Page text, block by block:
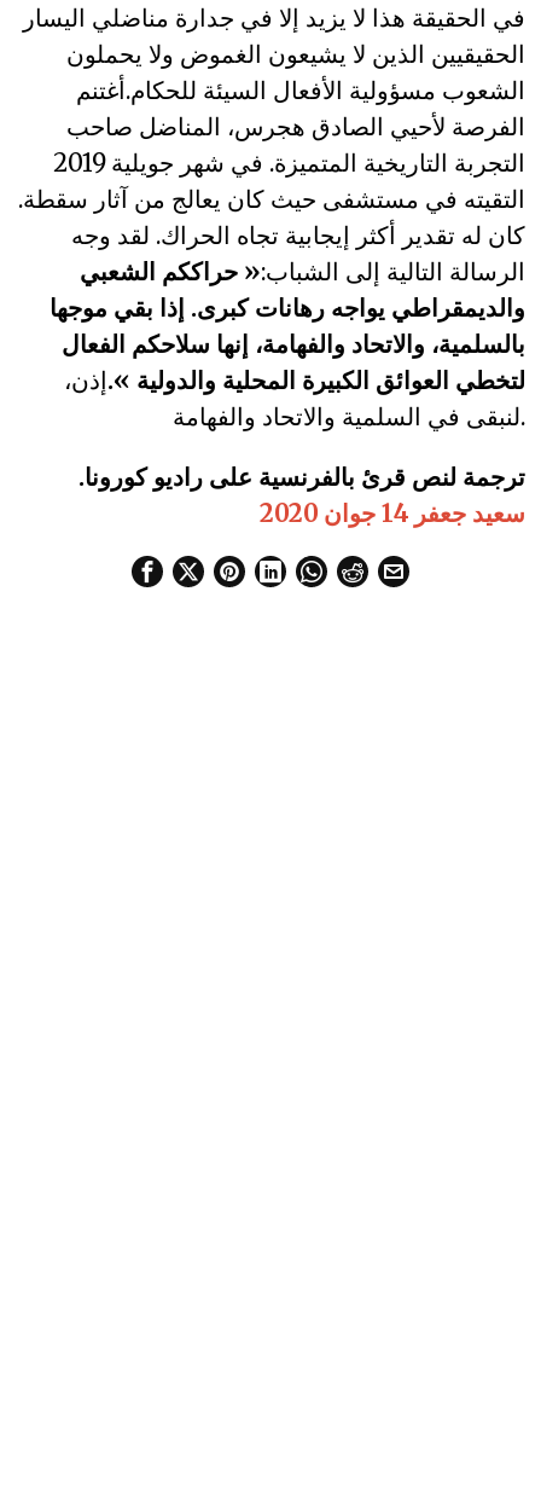
في الحقيقة هذا لا يزيد إلا في جدارة مناضلي اليسار
الحقيقيين الذين لا يشيعون الغموض ولا يحملون
الشعوب مسؤولية الأفعال السيئة للحكام.أغتنم
الفرصة لأحيي الصادق هجرس، المناضل صاحب
التجربة التاريخية المتميزة. في شهر جويلية 2019
التقيته في مستشفى حيث كان يعالج من آثار سقطة.
كان له تقدير أكثر إيجابية تجاه الحراك. لقد وجه
الرسالة التالية إلى الشباب:« حراككم الشعبي
والديمقراطي يواجه رهانات كبرى. إذا بقي موجها
بالسلمية، والاتحاد والفهامة، إنها سلاحكم الفعال
لتخطي العوائق الكبيرة المحلية والدولية ».إذن،
لنبقى في السلمية والاتحاد والفهامة.
.ترجمة لنص قرئ بالفرنسية على راديو كورونا
سعيد جعفر 14 جوان 2020